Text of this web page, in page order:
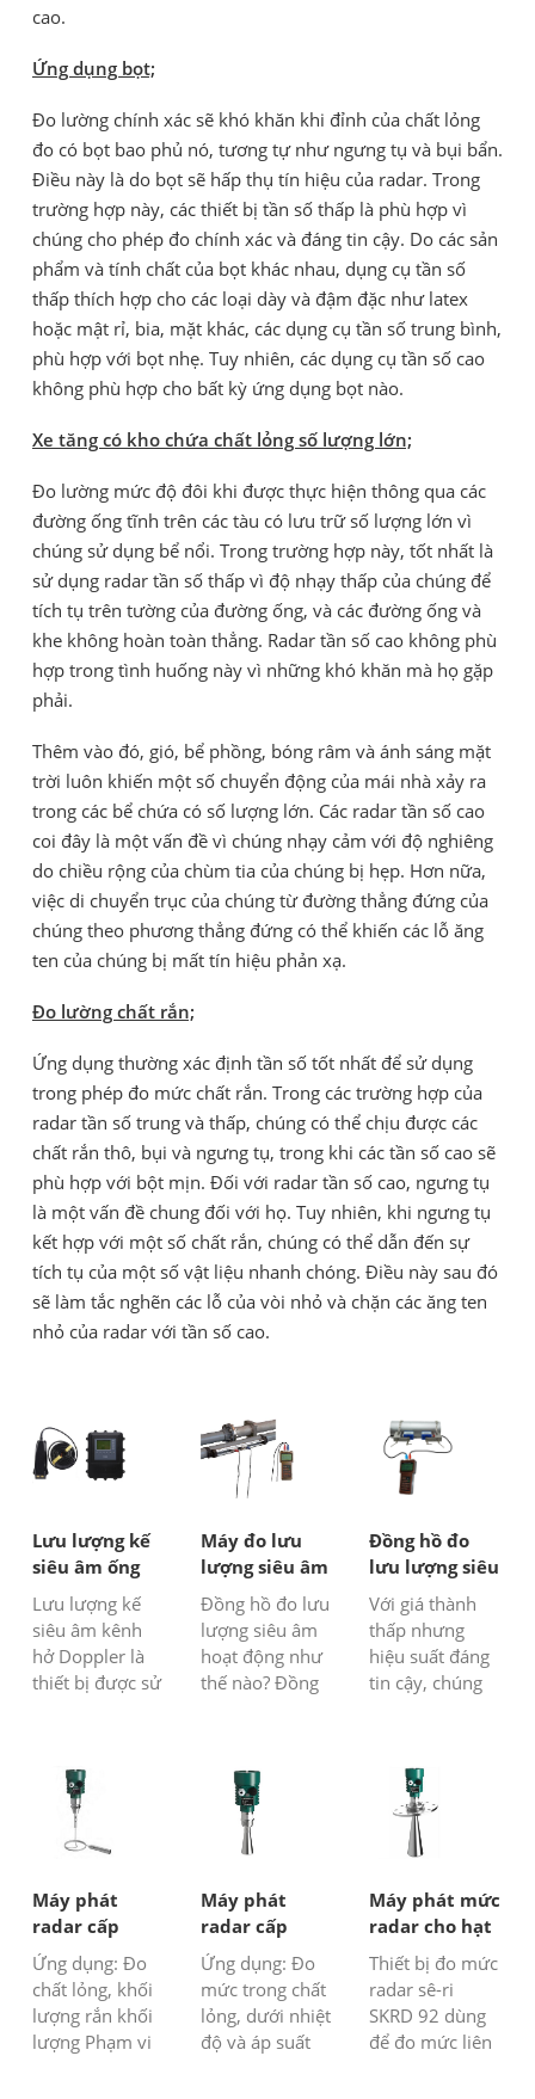
cao.
Ứng dụng bọt;
Đo lường chính xác sẽ khó khăn khi đỉnh của chất lỏng
đo có bọt bao phủ nó, tương tự như ngưng tụ và bụi bẩn.
Điều này là do bọt sẽ hấp thụ tín hiệu của radar. Trong
trường hợp này, các thiết bị tần số thấp là phù hợp vì
chúng cho phép đo chính xác và đáng tin cậy. Do các sản
phẩm và tính chất của bọt khác nhau, dụng cụ tần số
thấp thích hợp cho các loại dày và đậm đặc như latex
hoặc mật rỉ, bia, mặt khác, các dụng cụ tần số trung bình,
phù hợp với bọt nhẹ. Tuy nhiên, các dụng cụ tần số cao
không phù hợp cho bất kỳ ứng dụng bọt nào.
Xe tăng có kho chứa chất lỏng số lượng lớn;
Đo lường mức độ đôi khi được thực hiện thông qua các
đường ống tĩnh trên các tàu có lưu trữ số lượng lớn vì
chúng sử dụng bể nổi. Trong trường hợp này, tốt nhất là
sử dụng radar tần số thấp vì độ nhạy thấp của chúng để
tích tụ trên tường của đường ống, và các đường ống và
khe không hoàn toàn thẳng. Radar tần số cao không phù
hợp trong tình huống này vì những khó khăn mà họ gặp
phải.
Thêm vào đó, gió, bể phồng, bóng râm và ánh sáng mặt
trời luôn khiến một số chuyển động của mái nhà xảy ra
trong các bể chứa có số lượng lớn. Các radar tần số cao
coi đây là một vấn đề vì chúng nhạy cảm với độ nghiêng
do chiều rộng của chùm tia của chúng bị hẹp. Hơn nữa,
việc di chuyển trục của chúng từ đường thẳng đứng của
chúng theo phương thẳng đứng có thể khiến các lỗ ăng
ten của chúng bị mất tín hiệu phản xạ.
Đo lường chất rắn;
Ứng dụng thường xác định tần số tốt nhất để sử dụng
trong phép đo mức chất rắn. Trong các trường hợp của
radar tần số trung và thấp, chúng có thể chịu được các
chất rắn thô, bụi và ngưng tụ, trong khi các tần số cao sẽ
phù hợp với bột mịn. Đối với radar tần số cao, ngưng tụ
là một vấn đề chung đối với họ. Tuy nhiên, khi ngưng tụ
kết hợp với một số chất rắn, chúng có thể dẫn đến sự
tích tụ của một số vật liệu nhanh chóng. Điều này sau đó
sẽ làm tắc nghẽn các lỗ của vòi nhỏ và chặn các ăng ten
nhỏ của radar với tần số cao.
Lưu lượng kế
siêu âm ống
được lấp đầy
một phần
Lưu lượng kế
siêu âm kênh
hở Doppler là
thiết bị được sử
hoặc kênh được
đổ đầy một
phần. Nguyên
lượng kế siêu
âm đường ống
được đổ đầy
một phần Dòng
S...
Máy đo lưu
lượng siêu âm
với đầu dò
đường ray căn
chỉnh
Đồng hồ đo lưu
lượng siêu âm
hoạt động như
thế nào? Đồng
chênh lệch thời
gian siêu âm,
tính toán tốc độ
cách đo thời
gian truyền ...
Đồng hồ đo
lưu lượng siêu
âm kẹp cầm
tay
Với giá thành
thấp nhưng
hiệu suất đáng
tin cậy, chúng
dạng kẹp, dạng
treo tường,
dạng gắn bảng
điều khiển và
dạng cầm tay
cho khách
Máy phát
radar cấp
SKRD31 Series
Ứng dụng: Đo
chất lỏng, khối
lượng rắn khối
lượng Phạm vi
Máy phát
radar cấp
SKRD92
Ứng dụng: Đo
mức trong chất
lỏng, dưới nhiệt
độ và áp suất
Máy phát mức
radar cho hạt
ngô silo
Thiết bị đo mức
radar sê-ri
SKRD 92 dùng
để đo mức liên